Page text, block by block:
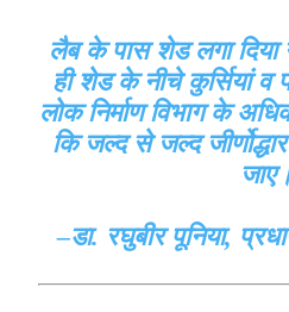
लैब के पास शेड लगा
ही शेड के नीचे कुर्सियां व
लोक निर्माण विभाग के
कि जल्द से जल्द
–डा. रघुबीर पूनिया,